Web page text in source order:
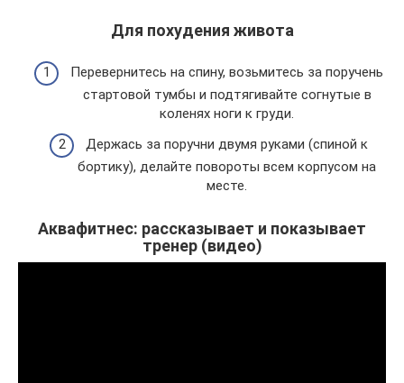
Для похудения живота
Перевернитесь на спину, возьмитесь за поручень
стартовой тумбы и подтягивайте согнутые в
коленях ноги к груди.
Держась за поручни двумя руками (спиной к
бортику), делайте повороты всем корпусом на
месте.
Аквафитнес: рассказывает и показывает
тренер (видео)